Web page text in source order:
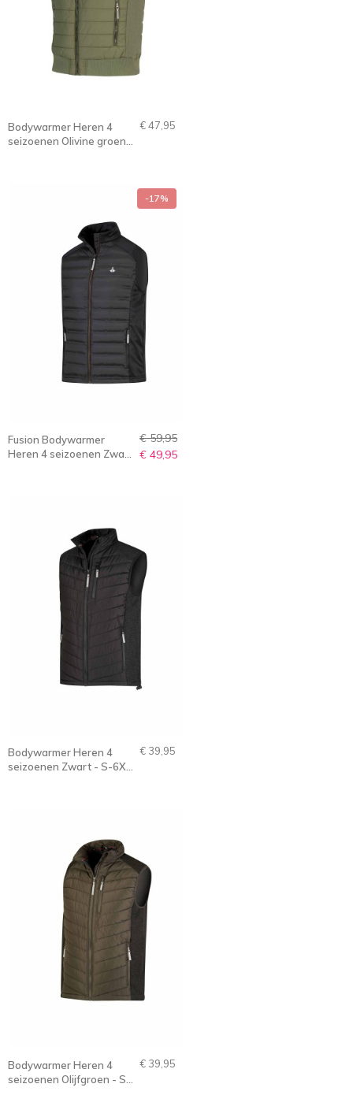
Bodywarmer Heren 4
seizoenen Olivine groen -
€ 47,95
-17%
Fusion Bodywarmer
Heren 4 seizoenen Zwart
€ 59,95
€ 49,95
Bodywarmer Heren 4
seizoenen Zwart - S-6XL
€ 39,95
Bodywarmer Heren 4
seizoenen Olijfgroen - S-
€ 39,95